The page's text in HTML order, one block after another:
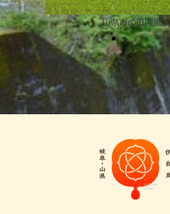
山県市の田園風景